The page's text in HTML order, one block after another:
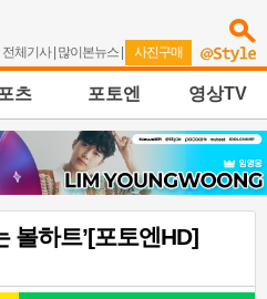
전체기사| 많이본뉴스 | 사진구매
츠 포토엔 영상TV
볼하트’[포토엔HD]